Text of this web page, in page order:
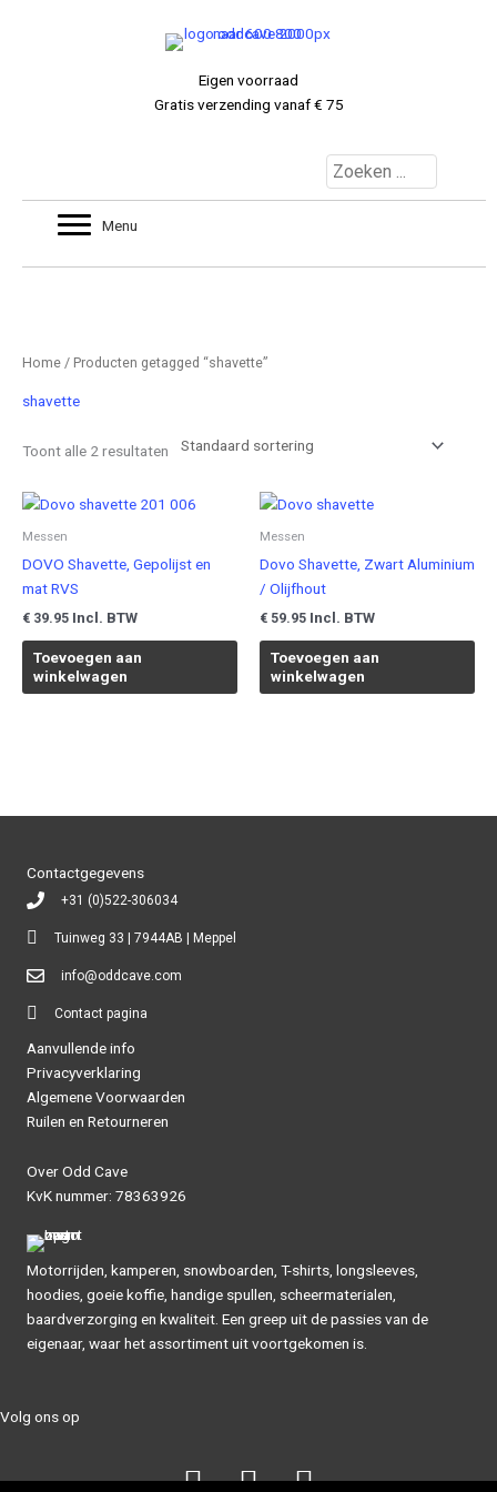
Eigen voorraad
Gratis verzending vanaf € 75
Menu
Home / Producten getagged “shavette”
shavette
Toont alle 2 resultaten
Messen
DOVO Shavette, Gepolijst en
mat RVS
€ 39.95 Incl. BTW
Toevoegen aan
winkelwagen
Messen
Dovo Shavette, Zwart Aluminium
/ Olijfhout
€ 59.95 Incl. BTW
Toevoegen aan
winkelwagen
Contactgegevens
+31 (0)522-306034
Tuinweg 33 | 7944AB | Meppel
info@oddcave.com
Contact pagina
Aanvullende info
Privacyverklaring
Algemene Voorwaarden
Ruilen en Retourneren
Over Odd Cave
KvK nummer: 78363926
Motorrijden, kamperen, snowboarden, T-shirts, longsleeves,
hoodies, goeie koffie, handige spullen, scheermaterialen,
baardverzorging en kwaliteit. Een greep uit de passies van de
eigenaar, waar het assortiment uit voortgekomen is.
Volg ons op